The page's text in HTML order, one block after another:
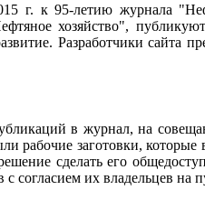
г. к 95-летию журнала
хозяйство",
Разработчики
в журнал, на
рабочие заготовки,
сделать его
согласием их владельцев на